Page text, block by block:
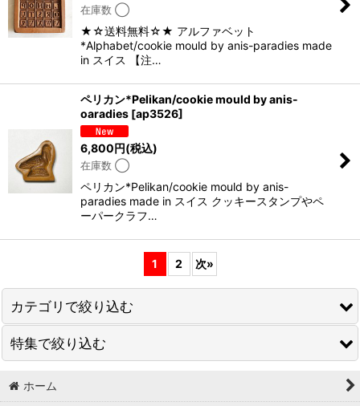
在庫数 ◯
★☆送料無料☆★ アルファベット
*Alphabet/cookie mould by anis-paradies made
in スイス 【注…
ペリカン*Pelikan/cookie mould by anis-
oaradies [ap3526]
6,800円(税込)
在庫数 ◯
ペリカン*Pelikan/cookie mould by anis-
paradies made in スイス クッキースタンプやペ
ーパークラフ…
1 2 次»
カテゴリで絞り込む
菓子木型作家komorebi./cookie molds
菓子型/ 焼き印【古道具】大正〜昭和初期〜
特集で絞り込む
S A L E
ホーム